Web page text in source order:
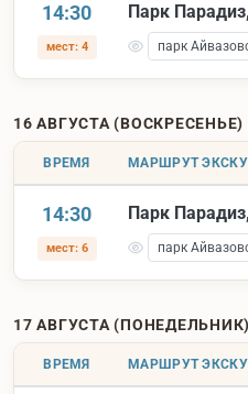
14:30
мест: 4
Парк
парк
16 АВГУСТА (ВОСКРЕСЕНЬЕ)
ВРЕМЯ МАРШРУТ
14:30
мест: 6
Парк
парк
17 АВГУСТА (ПОНЕДЕЛЬНИК)
ВРЕМЯ МАРШРУТ